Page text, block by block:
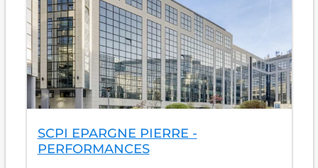
SCPI EPARGNE PIERRE -
PERFORMANCES